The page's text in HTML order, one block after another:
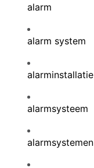
alarm
alarm system
alarminstallatie
alarmsysteem
alarmsystemen